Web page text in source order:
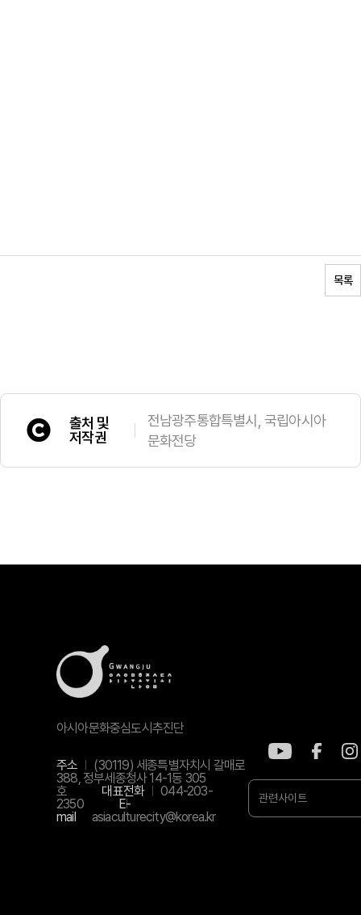
목록
출처 및
저작권
전남광주통합특별시, 국립아시아
문화전당
아시아문화중심도시추진단
주소
(30119) 세종특별자치시 갈매로
388, 정부세종청사 14-1동 305
호
대표전화
044-203-
2350
E-
mail
asiaculturecity@korea.kr
관련사이트